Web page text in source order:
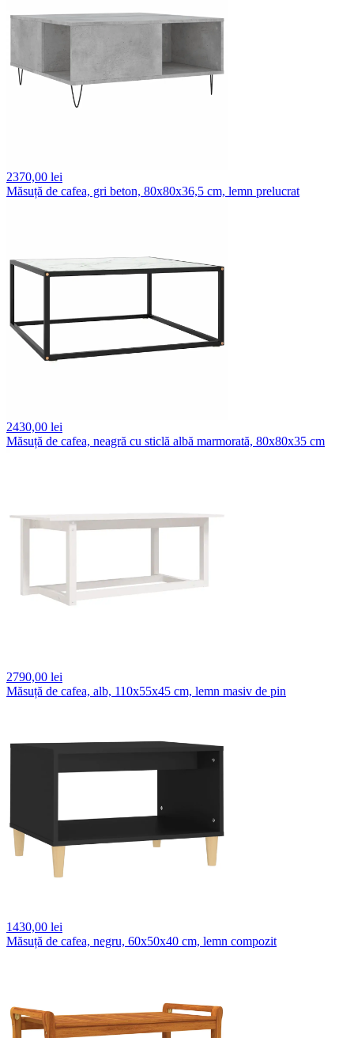
2370,00 lei
Măsuță de cafea, gri beton, 80x80x36,5 cm, lemn prelucrat
2430,00 lei
Măsuță de cafea, neagră cu sticlă albă marmorată, 80x80x35 cm
2790,00 lei
Măsuță de cafea, alb, 110x55x45 cm, lemn masiv de pin
1430,00 lei
Măsuță de cafea, negru, 60x50x40 cm, lemn compozit